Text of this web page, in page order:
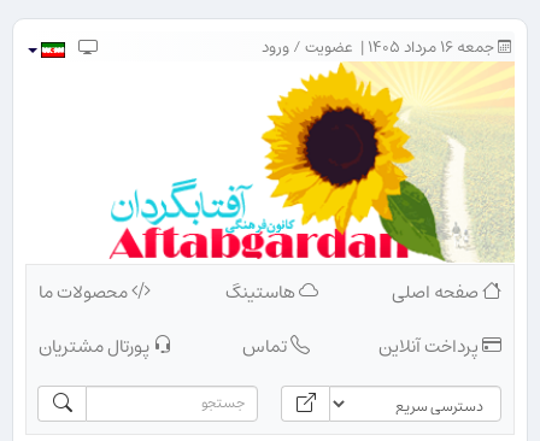
جمعه ۱۶ مرداد ۱۴۰۵ | عضویت/ورود
صفحه اصلی هاستینگ
محصولات ما
پرداخت آنلاین
تماس پورتال مشتریان